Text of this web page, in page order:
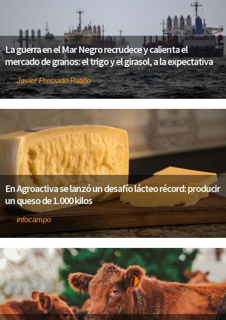
La guerra en el Mar Negro recrudece y calienta el
mercado de granos: el trigo y el girasol, a la expectativa
PorJavier Preciado Patiño
En Agroactiva se lanzó un desafío lácteo récord: producir
un queso de 1.000 kilos
Porinfocampo